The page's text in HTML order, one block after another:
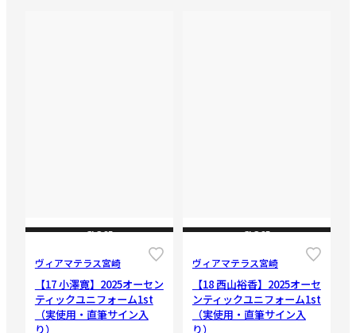
CLOSE
ヴィアマテラス宮崎
【17 小澤寛】2025オーセン
ティックユニフォーム1st
（実使用・直筆サイン入
り）
CLOSE
ヴィアマテラス宮崎
【18 西山裕香】2025オーセ
ンティックユニフォーム1st
（実使用・直筆サイン入
り）